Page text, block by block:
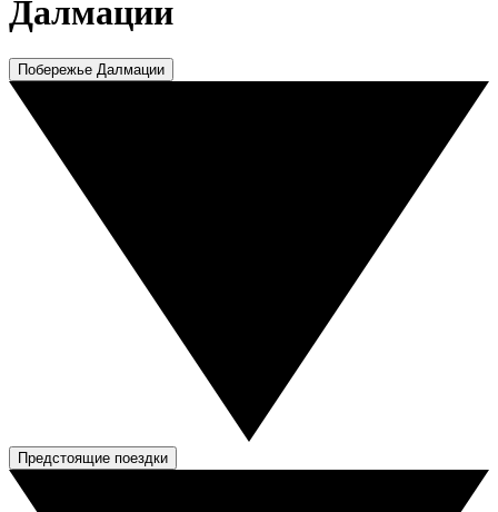
Далмации
Побережье Далмации
Предстоящие поездки